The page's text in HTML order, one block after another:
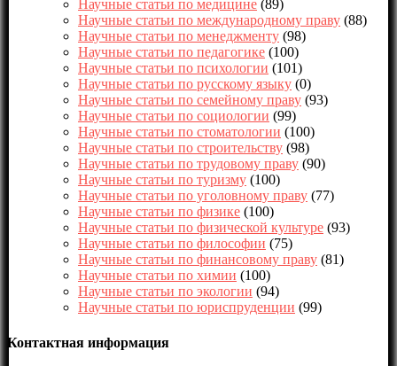
Научные статьи по медицине (89)
Научные статьи по международному праву (88)
Научные статьи по менеджменту (98)
Научные статьи по педагогике (100)
Научные статьи по психологии (101)
Научные статьи по русскому языку (0)
Научные статьи по семейному праву (93)
Научные статьи по социологии (99)
Научные статьи по стоматологии (100)
Научные статьи по строительству (98)
Научные статьи по трудовому праву (90)
Научные статьи по туризму (100)
Научные статьи по уголовному праву (77)
Научные статьи по физике (100)
Научные статьи по физической культуре (93)
Научные статьи по философии (75)
Научные статьи по финансовому праву (81)
Научные статьи по химии (100)
Научные статьи по экологии (94)
Научные статьи по юриспруденции (99)
Контактная информация